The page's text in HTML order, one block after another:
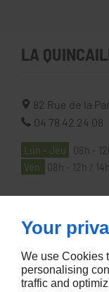
LA
82 Rue de la
04 78 42 24 08
Lun - Jeu
Ven
08h - 12h /
À PROPOS
Accueil
Contactez-nous
Your
We use Cookies
personalising
traffic and